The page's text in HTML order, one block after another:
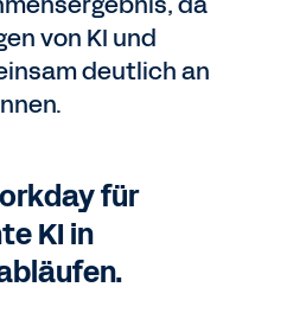
von KI und
deutlich an
für
KI in